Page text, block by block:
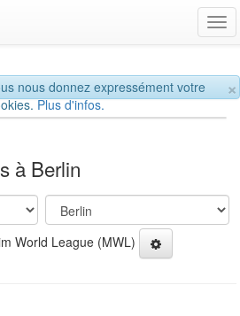
×
nous donnez expressément votre
Plus d'infos.
à Berlin
World League (MWL)